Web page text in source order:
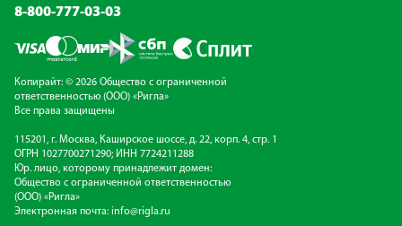
8-800-777-03-03
Копирайт: © 2026 Общество с ограниченной
ответственностью (ООО) «Ригла»
Все права защищены
115201, г. Москва, Каширское шоссе, д. 22, корп. 4, стр. 1
ОГРН 1027700271290; ИНН 7724211288
Юр. лицо, которому принадлежит домен:
Общество с ограниченной ответственностью
(ООО) «Ригла»
Электронная почта: info@rigla.ru